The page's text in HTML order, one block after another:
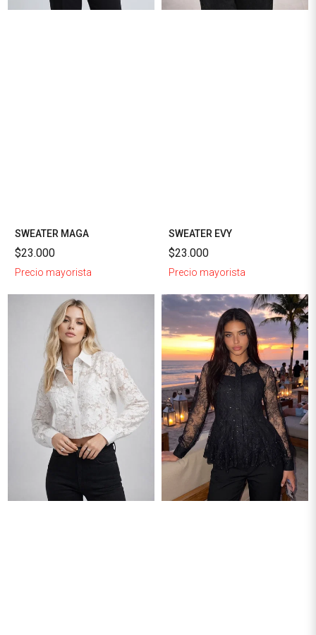
SWEATER MAGA
$23.000
Precio mayorista
SWEATER EVY
$23.000
Precio mayorista